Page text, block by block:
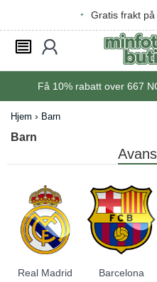
Gratis frakt
󰂩 󰃳
Få 10%rabatt over 667
Hjem Barn
Barn
Real Madrid
Barcelona